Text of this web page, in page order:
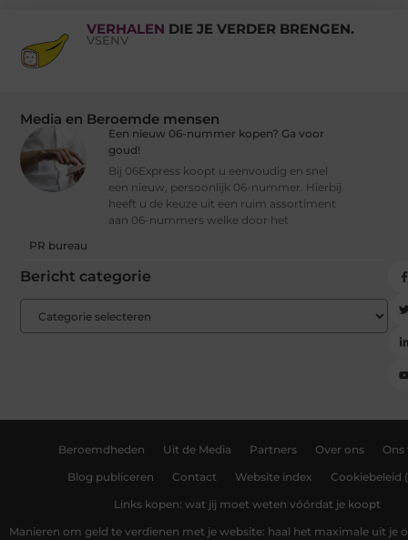
VERHALEN DIE JE VERDER BRENGEN.
VSENV
Media en Beroemde mensen
Een nieuw 06-nummer kopen? Ga voor
goud!
Bij 06Express koopt u eenvoudig en snel
een nieuw, persoonlijk 06-nummer. Hierbij
heeft u de keuze uit een ruim assortiment
aan 06-nummers welke door het
PR bureau
Bericht categorie
Beroemdheden Uit de Media Partners Over ons Ons
Blog publiceren Contact Website index Cookiebeleid
Links kopen: wat jij moet weten vóórdat je koopt
Manieren om geld te verdienen met je website: haal het maximale uit je